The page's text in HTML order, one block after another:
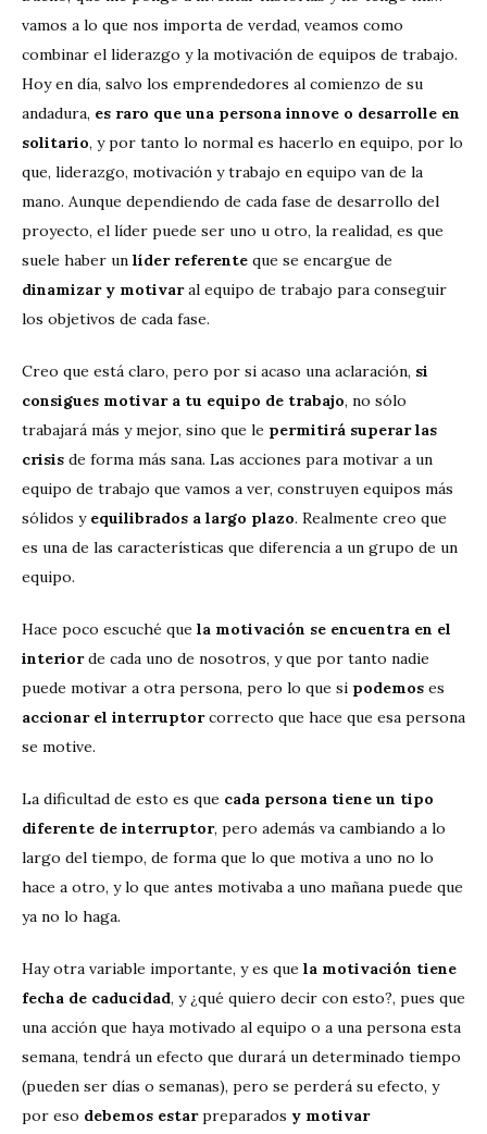
vamos a lo que nos importa de verdad, veamos como
combinar el liderazgo y la motivación de equipos de trabajo.
Hoy en día, salvo los emprendedores al comienzo de su
andadura, es raro que una persona innove o desarrolle en
solitario, y por tanto lo normal es hacerlo en equipo, por lo
que, liderazgo, motivación y trabajo en equipo van de la
mano. Aunque dependiendo de cada fase de desarrollo del
proyecto, el líder puede ser uno u otro, la realidad, es que
suele haber un líder referente que se encargue de
dinamizar y motivaral equipo de trabajo para conseguir
los objetivos de cada fase.
Creo que está claro, pero por si acaso una aclaración, si
consigues motivar a tu equipo de trabajo, no sólo
trabajará más y mejor, sino que le permitirá superar las
crisis de forma más sana. Las acciones para motivar a un
equipo de trabajo que vamos a ver, construyen equipos más
sólidos y equilibrados a largo plazo. Realmente creo que
es una de las características que diferencia a un grupo de un
equipo.
Hace poco escuché que la motivación se encuentra en el
interiorde cada uno de nosotros, y que por tanto nadie
puede motivar a otra persona, pero lo que si podemos es
accionar el interruptorcorrecto que hace que esa persona
se motive.
La dificultad de esto es que cada persona tiene un tipo
diferente de interruptor, pero además va cambiando a lo
largo del tiempo, de forma que lo que motiva a uno no lo
hace a otro, y lo que antes motivaba a uno mañana puede que
ya no lo haga.
Hay otra variable importante, y es que la motivación tiene
fecha de caducidad, y ¿qué quiero decir con esto?, pues que
una acción que haya motivado al equipo o a una persona esta
semana, tendrá un efecto que durará un determinado tiempo
(pueden ser días o semanas), pero se perderá su efecto, y
por eso debemos estarpreparados y motivar